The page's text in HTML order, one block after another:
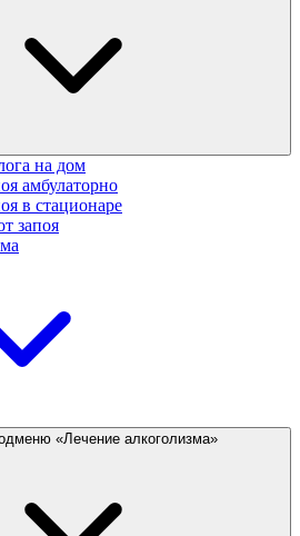
на дом
амбулаторно
в стационаре
запоя
«Лечение алкоголизма»